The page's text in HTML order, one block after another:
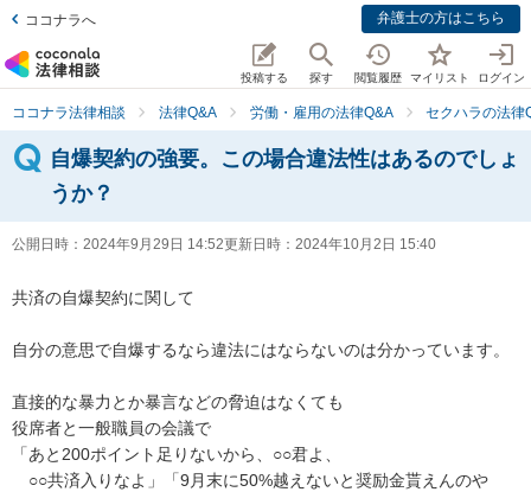
ココナラへ 弁護士の方はこちら
投稿する 探す 閲覧履歴 マイリスト ログイン
ココナラ法律相談 法律Q&A 労働・雇用の法律Q&A セクハラの法律
自爆契約の強要。この場合違法性はあるのでしょ
うか？
公開日時： 2024年9月29日 14:52更新日時： 2024年10月2日 15:40
共済の自爆契約に関して
自分の意思で自爆するなら違法にはならないのは分かっています。
直接的な暴力とか暴言などの脅迫はなくても
役席者と一般職員の会議で
「あと200ポイント足りないから、○○君よ、
○○共済入りなよ」「9月末に50%越えないと奨励金貰えんのや